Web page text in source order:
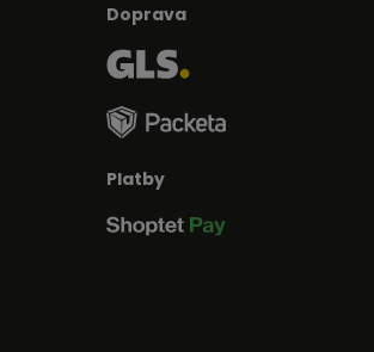
Doprava
Platby